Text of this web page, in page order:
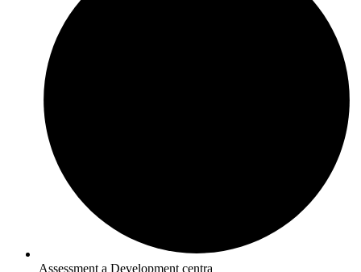
Assessment a Development centra